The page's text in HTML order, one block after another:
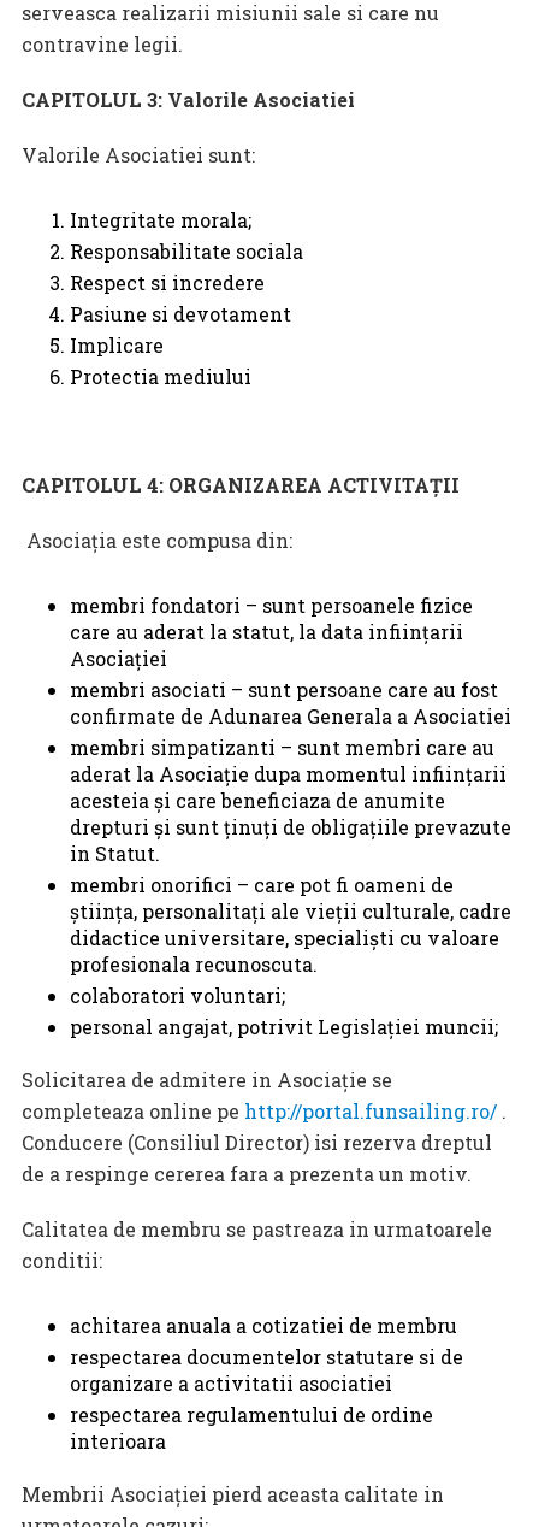
serveasca realizarii misiunii sale si care nu
contravine legii.
CAPITOLUL 3: Valorile Asociatiei
Valorile Asociatiei sunt:
Integritate morala;
Responsabilitate sociala
Respect si incredere
Pasiune si devotament
Implicare
Protectia mediului
CAPITOLUL 4: ORGANIZAREA ACTIVITAŢII
Asociaţia este compusa din:
membri fondatori – sunt persoanele fizice
care au aderat la statut, la data infiinţarii
Asociaţiei
membri asociati – sunt persoane care au fost
confirmate de Adunarea Generala a Asociatiei
membri simpatizanti – sunt membri care au
aderat la Asociaţie dupa momentul infiinţarii
acesteia şi care beneficiaza de anumite
drepturi şi sunt ţinuţi de obligaţiile prevazute
in Statut.
membri onorifici – care pot fi oameni de
ştiinţa, personalitaţi ale vieţii culturale, cadre
didactice universitare, specialişti cu valoare
profesionala recunoscuta.
colaboratori voluntari;
personal angajat, potrivit Legislaţiei muncii;
Solicitarea de admitere in Asociaţie se
completeaza online pe http://portal.funsailing.ro/.
Conducere (Consiliul Director) isi rezerva dreptul
de a respinge cererea fara a prezenta un motiv.
Calitatea de membru se pastreaza in urmatoarele
conditii:
achitarea anuala a cotizatiei de membru
respectarea documentelor statutare si de
organizare a activitatii asociatiei
respectarea regulamentului de ordine
interioara
Membrii Asociaţiei pierd aceasta calitate in